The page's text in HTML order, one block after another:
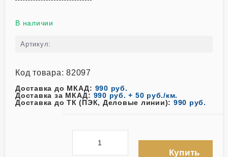
В наличии
Артикул:
Код товара: 82097
Доставка до МКАД: 990 руб.
Доставка за МКАД: 990 руб. + 50 руб./км.
Доставка до ТК (ПЭК, Деловые линии): 990 руб.
Купить